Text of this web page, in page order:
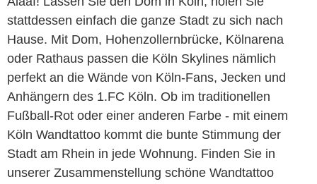
stattdessen einfach die ganze Stadt zu sich nach
Hause. Mit Dom, Hohenzollernbrücke, Kölnarena
oder Rathaus passen die Köln Skylines nämlich
perfekt an die Wände von Köln-Fans, Jecken und
Anhängern des 1.FC Köln. Ob im traditionellen
Fußball-Rot oder einer anderen Farbe - mit einem
Köln Wandtattoo kommt die bunte Stimmung der
Stadt am Rhein in jede Wohnung. Finden Sie in
unserer Zusammenstellung schöne Wandtattoo